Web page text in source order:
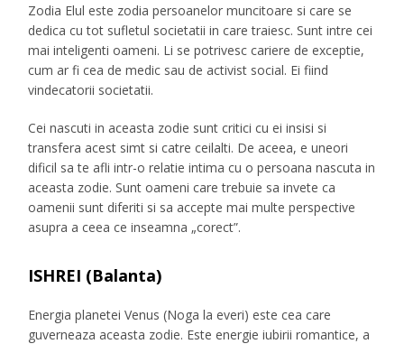
Zodia Elul este zodia persoanelor muncitoare si care se
dedica cu tot sufletul societatii in care traiesc. Sunt intre cei
mai inteligenti oameni. Li se potrivesc cariere de exceptie,
cum ar fi cea de medic sau de activist social. Ei fiind
vindecatorii societatii.
Cei nascuti in aceasta zodie sunt critici cu ei insisi si
transfera acest simt si catre ceilalti. De aceea, e uneori
dificil sa te afli intr-o relatie intima cu o persoana nascuta in
aceasta zodie. Sunt oameni care trebuie sa invete ca
oamenii sunt diferiti si sa accepte mai multe perspective
asupra a ceea ce inseamna „corect”.
ISHREI (Balanta)
Energia planetei Venus (Noga la everi) este cea care
guverneaza aceasta zodie. Este energie iubirii romantice, a